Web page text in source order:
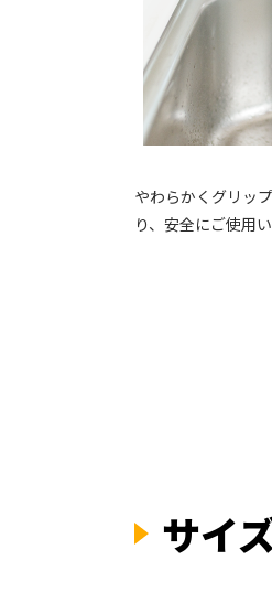
やわらかくグリッ
り、安全にご使用
サイ